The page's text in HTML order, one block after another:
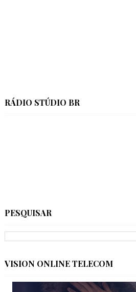
RÁDIO STÚDIO BR
PESQUISAR
VISION ONLINE TELECOM